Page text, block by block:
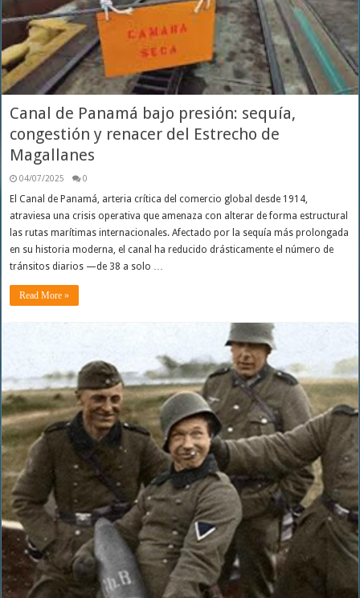
Canal de Panamá bajo presión: sequía,
congestión y renacer del Estrecho de
Magallanes
04/07/2025 0
El Canal de Panamá, arteria crítica del comercio global desde 1914,
atraviesa una crisis operativa que amenaza con alterar de forma estructural
las rutas marítimas internacionales. Afectado por la sequía más prolongada
en su historia moderna, el canal ha reducido drásticamente el número de
tránsitos diarios —de 38 a solo …
Read More »